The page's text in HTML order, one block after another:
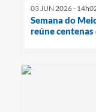
03 JUN 2026 -
Semana do
reúne